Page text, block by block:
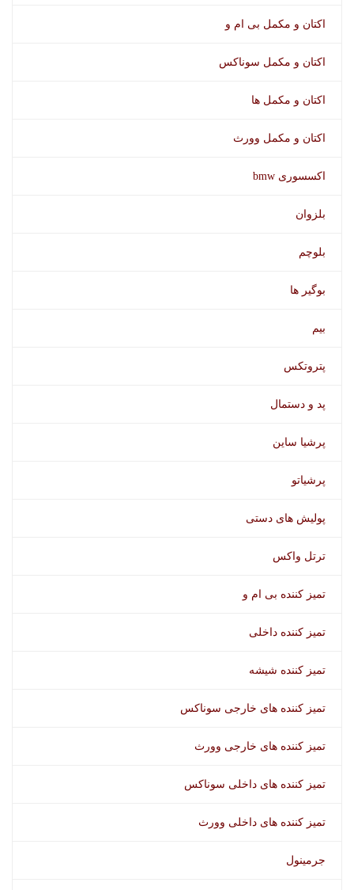
اکتان و مکمل بی ام و
اکتان و مکمل سوناکس
اکتان و مکمل ها
اکتان و مکمل وورث
اکسسوری bmw
بلزوان
بلوچم
بوگیر ها
بیم
پتروتکس
پد و دستمال
پرشیا ساین
پرشیاتو
پولیش های دستی
ترتل واکس
تمیز کننده بی ام و
تمیز کننده داخلی
تمیز کننده شیشه
تمیز کننده های خارجی سوناکس
تمیز کننده های خارجی وورث
تمیز کننده های داخلی سوناکس
تمیز کننده های داخلی وورث
جرمینول
شیشه شوی ضدیخ سوناکس